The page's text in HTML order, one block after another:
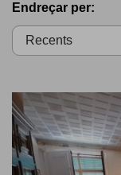
Endreçar per:
Previous